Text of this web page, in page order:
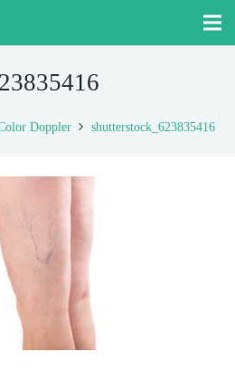
Doppler shutterstock_623835416